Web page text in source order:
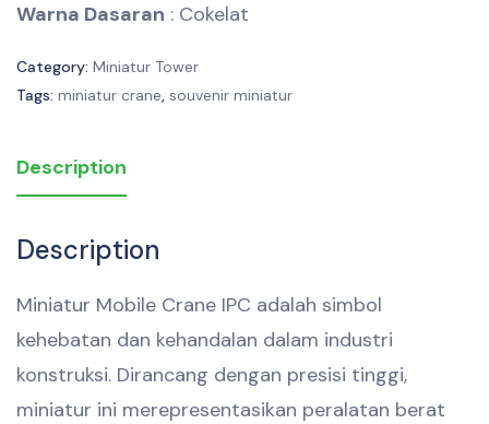
Warna Dasaran : Cokelat
Category: Miniatur Tower
Tags: miniatur crane, souvenir miniatur
Description
Description
Miniatur Mobile Crane IPC adalah simbol
kehebatan dan kehandalan dalam industri
konstruksi. Dirancang dengan presisi tinggi,
miniatur ini merepresentasikan peralatan berat